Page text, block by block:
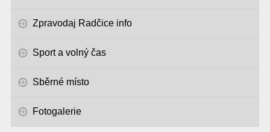
Zpravodaj Radčice info
Sport a volný čas
Sběrné místo
Fotogalerie